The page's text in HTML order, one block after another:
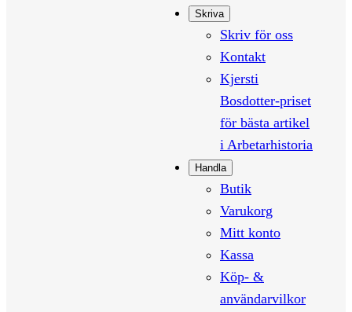
Skriva
Skriv för oss
Kontakt
Kjersti
Bosdotter-priset
för bästa artikel
i Arbetarhistoria
Handla
Butik
Varukorg
Mitt konto
Kassa
Köp- &
användarvilkor